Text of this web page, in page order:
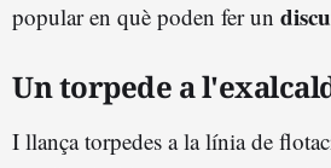
popular en què poden fer un
Un torpede a
I llança torpedes a la línia de